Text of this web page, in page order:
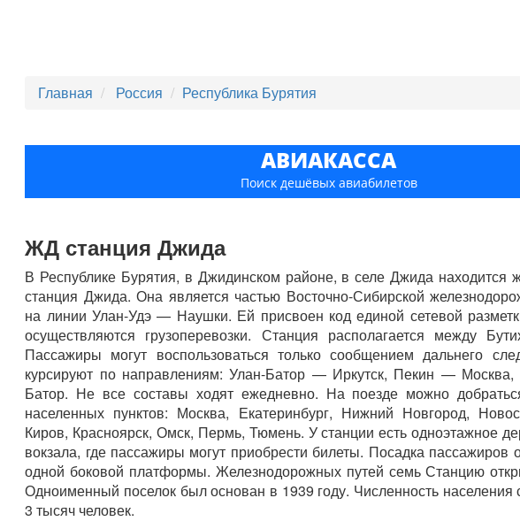
Главная Россия Республика Бурятия
АВИАКАССА
Поиск дешёвых авиабилетов
ЖД станция Джида
В Республике Бурятия, в Джидинском районе, в селе Джида находится
станция Джида. Она является частью Восточно-Сибирской
на линии Улан-Удэ — Наушки. Ей присвоен код единой сетевой
осуществляются грузоперевозки. Станция располагается между
Пассажиры могут воспользоваться только сообщением дальнего
курсируют по направлениям: Улан-Батор — Иркутск, Пекин —
Батор. Не все составы ходят ежедневно. На поезде можно
населенных пунктов: Москва, Екатеринбург, Нижний Новгород,
Киров, Красноярск, Омск, Пермь, Тюмень. У станции есть одноэтажное
вокзала, где пассажиры могут приобрести билеты. Посадка пассажиров
одной боковой платформы. Железнодорожных путей семь Станцию
Одноименный поселок был основан в 1939 году. Численность населения
3 тысяч человек.